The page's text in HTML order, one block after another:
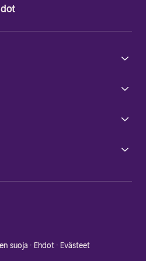
suoja · Ehdot · Evästeet